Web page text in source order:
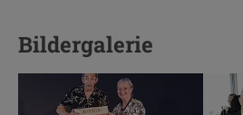
Bildergalerie